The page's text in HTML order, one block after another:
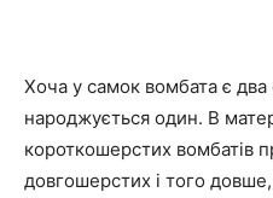
Хоча у самок вомбата є два
народжується один. В
короткошерстих вомбатів
довгошерстих і того довше,